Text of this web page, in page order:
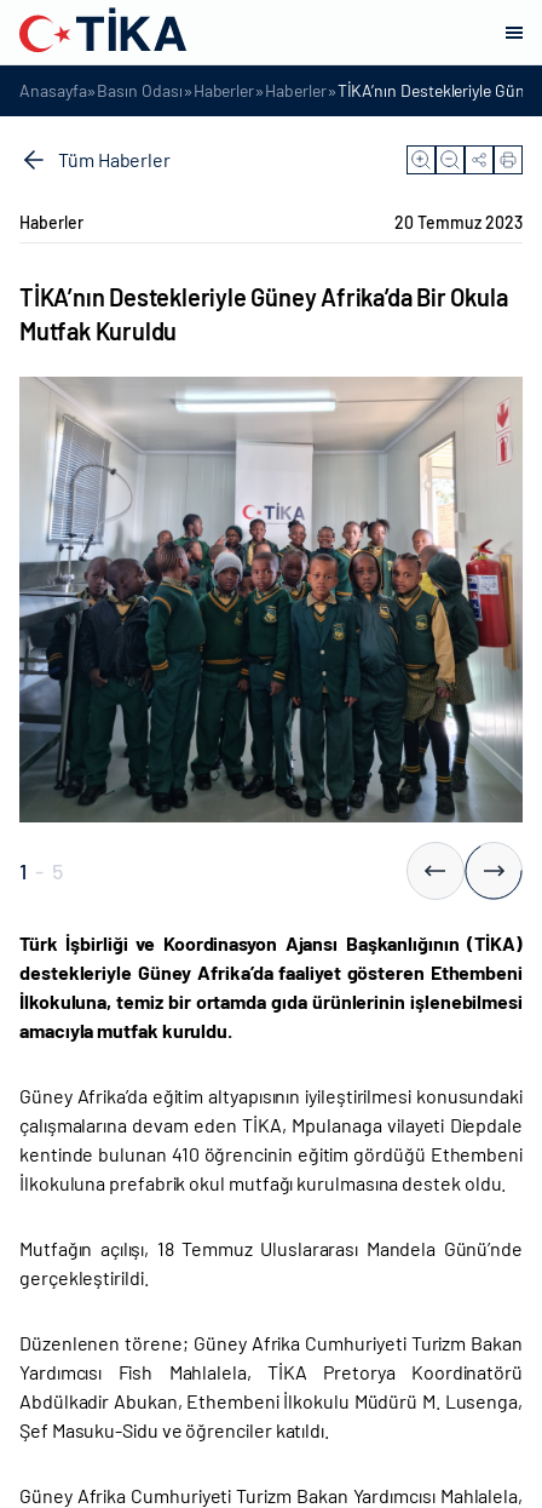
Anasayfa»Basın Odası»Haberler»Haberler»TİKA’nın Destekleriyle
Tüm Haberler
Haberler 20 Temmuz 2023
TİKA’nın Destekleriyle Güney Afrika’da Bir Okula
Mutfak Kuruldu
1 - 5
Türk İşbirliği ve Koordinasyon Ajansı Başkanlığının (TİKA)
destekleriyle Güney Afrika’da faaliyet gösteren Ethembeni
İlkokuluna, temiz bir ortamda gıda ürünlerinin işlenebilmesi
amacıyla mutfak kuruldu.
Güney Afrika’da eğitim altyapısının iyileştirilmesi konusundaki
çalışmalarına devam eden TİKA, Mpulanaga vilayeti Diepdale
kentinde bulunan 410 öğrencinin eğitim gördüğü Ethembeni
İlkokuluna prefabrik okul mutfağı kurulmasına destek oldu.
Mutfağın açılışı, 18 Temmuz Uluslararası Mandela Günü’nde
gerçekleştirildi.
Düzenlenen törene; Güney Afrika Cumhuriyeti Turizm Bakan
Yardımcısı Fish Mahlalela, TİKA Pretorya Koordinatörü
Abdülkadir Abukan, Ethembeni İlkokulu Müdürü M. Lusenga,
Şef Masuku-Sidu ve öğrenciler katıldı.
Güney Afrika Cumhuriyeti Turizm Bakan Yardımcısı Mahlalela,